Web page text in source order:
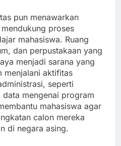
pun menawarkan
proses
mahasiswa. Ruang
dan perpustakaan yang
menjadi sarana yang
menjalani aktifitas
seperti
mengenai program
mahasiswa agar
calon mereka
di negara asing.